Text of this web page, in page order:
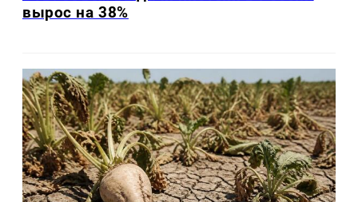
вырос на 38%